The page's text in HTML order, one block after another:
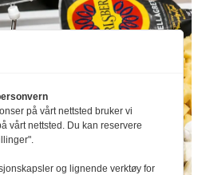
på vårt nettsted bruker vi
vårt nettsted. Du kan reservere
og lignende verktøy for